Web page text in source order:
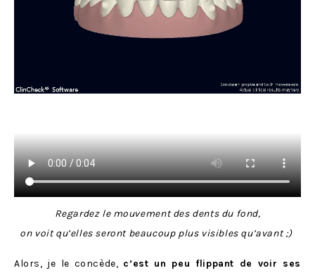
Regardez le mouvement des dents du fond,
on voit qu’elles seront beaucoup plus visibles qu’avant ;)
Alors, je le concède, c’est un peu flippant de voir ses